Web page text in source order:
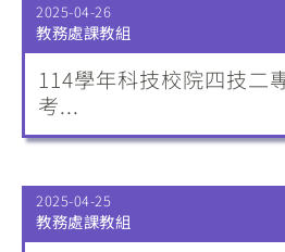
2025-04-26
教務處課教組
114學年科技校院四技二
考...
2025-04-25
教務處課教組